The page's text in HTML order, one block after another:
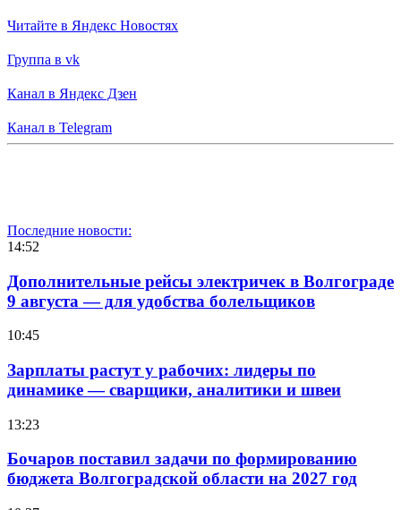
Читайте в Яндекс Новостях
Группа в vk
Канал в Яндекс Дзен
Канал в Telegram
Последние новости:
14:52
Дополнительные рейсы электричек в Волгограде
9 августа — для удобства болельщиков
10:45
Зарплаты растут у рабочих: лидеры по
динамике — сварщики, аналитики и швеи
13:23
Бочаров поставил задачи по формированию
бюджета Волгоградской области на 2027 год